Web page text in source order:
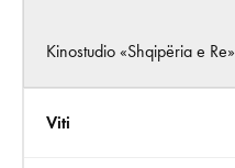
Kinostudio «Shqipëria e Re»
Viti